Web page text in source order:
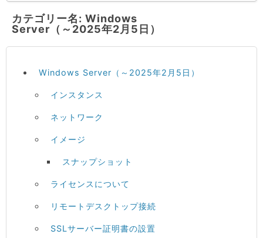
カテゴリー名: Windows
Server（～2025年2月5日）
Windows Server（～2025年2月5日）
インスタンス
ネットワーク
イメージ
スナップショット
ライセンスについて
リモートデスクトップ接続
SSLサーバー証明書の設置